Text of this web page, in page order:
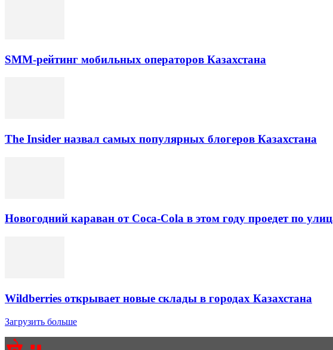
SMM-рейтинг мобильных операторов Казахстана
The Insider назвал самых популярных блогеров Казахстана
Новогодний караван от Coca-Cola в этом году проедет по
Wildberries открывает новые склады в городах Казахстана
Загрузить больше